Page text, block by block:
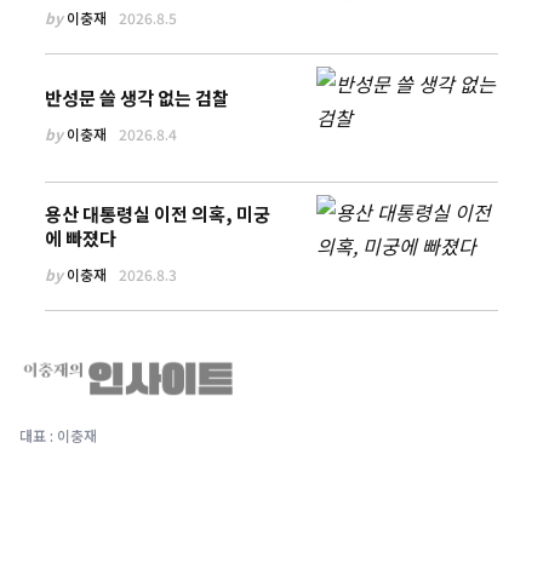
by이충재 2026.8.5
반성문 쓸 생각 없는 검찰
by이충재 2026.8.4
용산 대통령실 이전 의혹, 미궁
에 빠졌다
by이충재 2026.8.3
대표 : 이충재